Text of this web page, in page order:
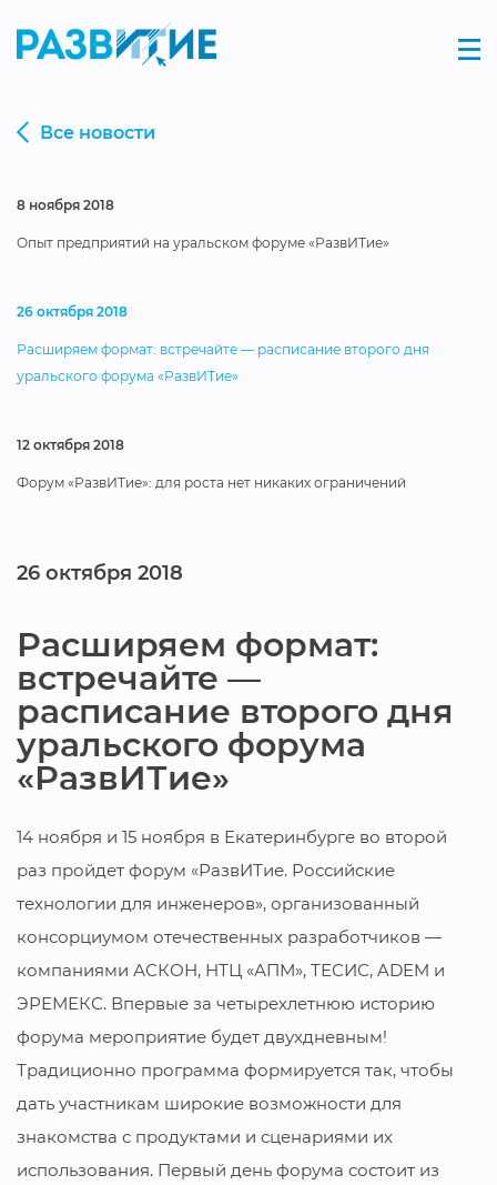
Все новости
8 ноября 2018
Опыт предприятий на уральском форуме «РазвИТие»
26 октября 2018
Расширяем формат: встречайте — расписание второго дня
уральского форума «РазвИТие»
12 октября 2018
Форум «РазвИТие»: для роста нет никаких ограничений
26 октября 2018
Расширяем формат:
встречайте —
расписание второго дня
уральского форума
«РазвИТие»
14 ноября и 15 ноября в Екатеринбурге во второй
раз пройдет форум «РазвИТие. Российские
технологии для инженеров», организованный
консорциумом отечественных разработчиков —
компаниями АСКОН, НТЦ «АПМ», ТЕСИС, ADEM и
ЭРЕМЕКС. Впервые за четырехлетнюю историю
форума мероприятие будет двухдневным!
Традиционно программа формируется так, чтобы
дать участникам широкие возможности для
знакомства с продуктами и сценариями их
использования. Первый день форума состоит из